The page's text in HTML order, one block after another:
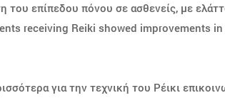
του επίπεδου πόνου σε ασθενείς, με
receiving Reiki showed improvements
για την τεχνική του Ρέικι